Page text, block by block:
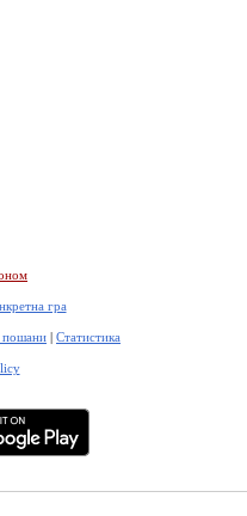
гра
| Статистика